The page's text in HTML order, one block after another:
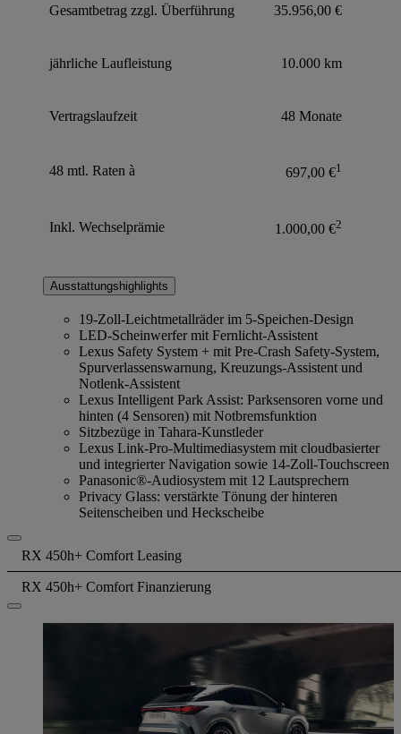
Gesamtbetrag zzgl. Überführung 35.956,00 €
jährliche Laufleistung 10.000 km
Vertragslaufzeit 48 Monate
48 mtl. Raten à 697,00 €1
Inkl. Wechselprämie 1.000,00 €2
Ausstattungshighlights
19-Zoll-Leichtmetallräder im 5-Speichen-Design
LED-Scheinwerfer mit Fernlicht-Assistent
Lexus Safety System + mit Pre-Crash Safety-System,
Spurverlassenswarnung, Kreuzungs-Assistent und
Notlenk-Assistent
Lexus Intelligent Park Assist: Parksensoren vorne und
hinten (4 Sensoren) mit Notbremsfunktion
Sitzbezüge in Tahara-Kunstleder
Lexus Link-Pro-Multimediasystem mit cloudbasierter
und integrierter Navigation sowie 14-Zoll-Touchscreen
Panasonic®-Audiosystem mit 12 Lautsprechern
Privacy Glass: verstärkte Tönung der hinteren
Seitenscheiben und Heckscheibe
RX 450h+ Comfort Leasing
RX 450h+ Comfort Finanzierung